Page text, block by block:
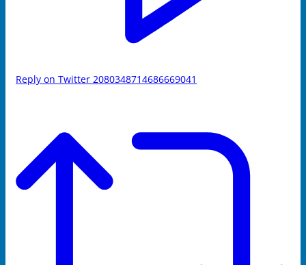
Reply on Twitter 2080348714686669041